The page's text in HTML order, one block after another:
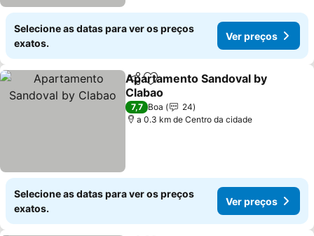
Selecione as datas para ver os preços
exatos.
Ver preços
PartilharAdicionar aos favoritos
Apartamento Sandoval by
Clabao
7,7 Boa
24
a 0.3 km de Centro da cidade
Selecione as datas para ver os preços
exatos.
Ver preços